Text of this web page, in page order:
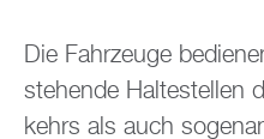
Die Fahr­zeu­ge
stehen­de Hal­te­stel­len
kehrs als auch